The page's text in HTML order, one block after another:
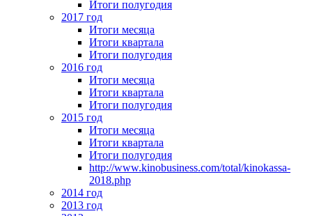
Итоги полугодия
2017 год
Итоги месяца
Итоги квартала
Итоги полугодия
2016 год
Итоги месяца
Итоги квартала
Итоги полугодия
2015 год
Итоги месяца
Итоги квартала
Итоги полугодия
http://www.kinobusiness.com/total/kinokassa-
2018.php
2014 год
2013 год